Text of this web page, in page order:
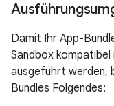
Damit Ihr App-
Sandbox
ausgeführt werden,
Bundles Folgendes: